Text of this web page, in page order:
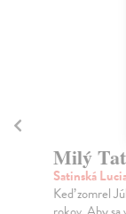
Ktosi
Lasica
Výber z